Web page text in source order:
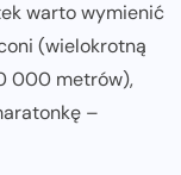
warto wymienić
(wielokrotną
000 metrów),
–